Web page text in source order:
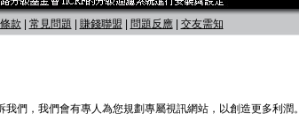
款 常見問題 賺錢聯盟 問題反應| 交友需知
們，我們會有專人為您規劃專屬視訊網站，以創造更多利潤。